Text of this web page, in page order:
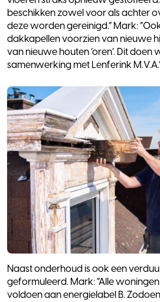
beschikken zowel voor als achter
deze worden gereinigd.” Mark:
dakkapellen voorzien van nieuwe
van nieuwe houten ‘oren’. Dit doen
samenwerking met Lenferink
Naast onderhoud is ook een
geformuleerd. Mark: ”Alle
voldoen aan energielabel B.